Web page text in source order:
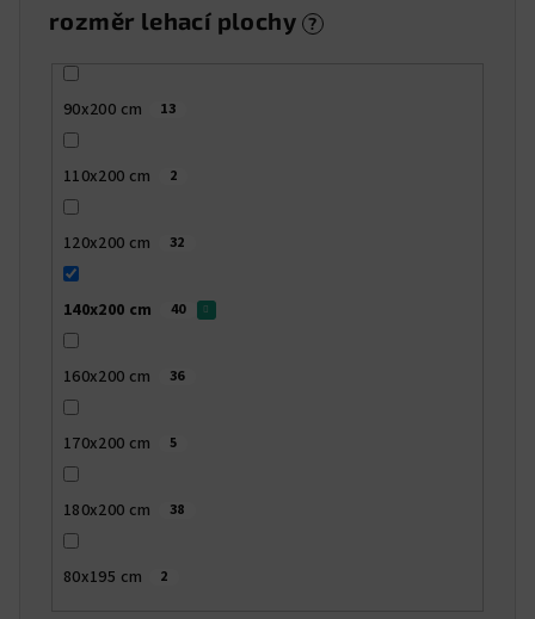
rozměr lehací plochy ?
90x200 cm 13
110x200 cm 2
120x200 cm 32
140x200 cm 40
160x200 cm 36
170x200 cm 5
180x200 cm 38
80x195 cm 2